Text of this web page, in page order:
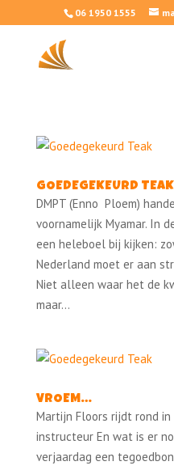
06 1950 1555
GOEDEGEKEURD TEAK
DMPT (Enno Ploem)
voornamelijk Myamar. In
een heleboel bij kijken:
Nederland moet er aan
Niet alleen waar het de
maar...
VROEM…
Martijn Floors rijdt rond
instructeur En wat is er
verjaardag een